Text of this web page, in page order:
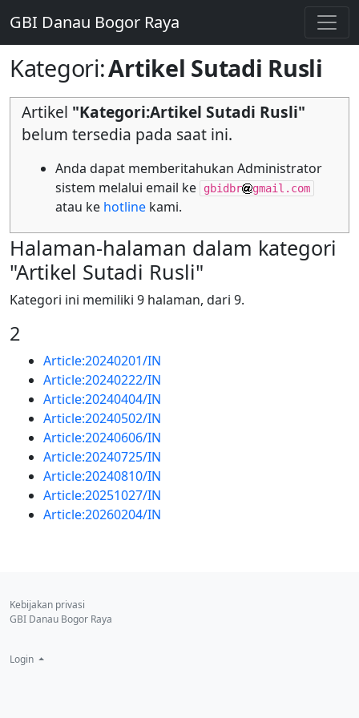
GBI Danau Bogor Raya
Kategori:Artikel Sutadi Rusli
Artikel "Kategori:Artikel Sutadi Rusli"
belum tersedia pada saat ini.
Anda dapat memberitahukan Administrator
sistem melalui email ke
gbidbr gmail.com
atau ke hotlinekami.
Halaman-halaman dalam kategori
"Artikel Sutadi Rusli"
Kategori ini memiliki 9 halaman, dari 9.
2
Article:20240201/IN
Article:20240222/IN
Article:20240404/IN
Article:20240502/IN
Article:20240606/IN
Article:20240725/IN
Article:20240810/IN
Article:20251027/IN
Article:20260204/IN
Kebijakan privasi
GBI Danau Bogor Raya
Login